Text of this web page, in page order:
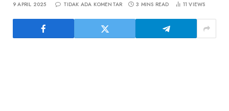
9 APRIL 2025 TIDAK ADA KOMENTAR 3 MINS READ 11VIEWS